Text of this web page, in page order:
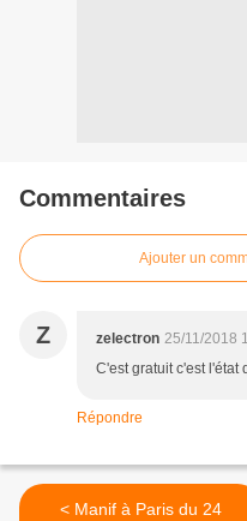
Commentaires
Ajouter un
Z zelectron 25/11/2018
C'est gratuit c'est l'état
Répondre
< Manif à Paris du 24